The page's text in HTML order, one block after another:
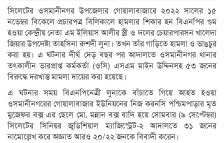
সিলেটের ওসমানীনগর উপজেলার গোয়ালাবাজারে ২০২২ সালের ১৫
নভেম্বর বিকেলে প্রচারপত্র বিলিকালে হামলার শিকার হন বিএনপির গুম
হওয়া কেন্দ্রীয় নেতা এম ইলিয়াস আলীর স্ত্রী ও দলের চেয়ারপারসন খালেদা
জিয়ার উপদেষ্টা তাহসিনা রুশদী লুনা। তখন তাঁর গাড়িতে হামলা ও ভাঙচুর
করা হয়। এ ঘটনার দীর্ঘ দেড় বছর পর আদালতে ওসমানীনগর থানার
তৎকালীন ভারপ্রাপ্ত কর্মকর্তা (ওসি) এসএম মাইন উদ্দিনসহ ৫৩ জনের
বিরুদ্ধে দরখাস্ত মামলা দায়ের করা হয়েছে।
এ ঘটনার সময় বিএনপিনেত্রী লুনাকে বাঁচাতে গিয়ে আহত হওয়া
ওসমানীনগরের গোয়ালাবাজার ইউনিয়নের নিজ করনসি পশ্চিমপাড়ার মৃত
মুজেফর বক্স এর ছেলে মো. মন্নান বক্স বাদি হয়ে সোমবার (৯ সেপ্টেম্বর)
সিলেটের সিনিয়র জুডিশিয়াল ম্যাজিস্ট্রেট-২ আদালতে ৩১ জনের
নামোল্লেখ করে অজ্ঞাত আরও ২০/২২ জনকে বিবাদী করেন।